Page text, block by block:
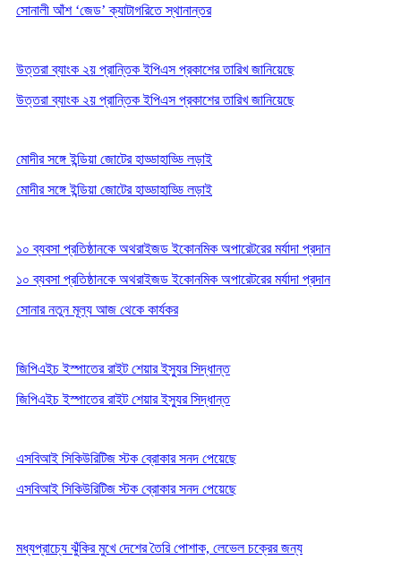
সোনালী আঁশ ‘জেড’ ক্যাটাগরিতে স্থানান্তর
উত্তরা ব্যাংক ২য় প্রান্তিক ইপিএস প্রকাশের তারিখ জানিয়েছে
উত্তরা ব্যাংক ২য় প্রান্তিক ইপিএস প্রকাশের তারিখ জানিয়েছে
মোদীর সঙ্গে ইন্ডিয়া জোটের হাড্ডাহাড্ডি লড়াই
মোদীর সঙ্গে ইন্ডিয়া জোটের হাড্ডাহাড্ডি লড়াই
১০ ব্যবসা প্রতিষ্ঠানকে অথরাইজড ইকোনমিক অপারেটরের মর্যাদা প্রদান
১০ ব্যবসা প্রতিষ্ঠানকে অথরাইজড ইকোনমিক অপারেটরের মর্যাদা প্রদান
সোনার নতুন মূল্য আজ থেকে কার্যকর
জিপিএইচ ইস্পাতের রাইট শেয়ার ইস্যুর সিদ্ধান্ত
জিপিএইচ ইস্পাতের রাইট শেয়ার ইস্যুর সিদ্ধান্ত
এসবিআই সিকিউরিটিজ স্টক ব্রোকার সনদ পেয়েছে
এসবিআই সিকিউরিটিজ স্টক ব্রোকার সনদ পেয়েছে
মধ্যপ্রাচ্যে ঝুঁকির মুখে দেশের তৈরি পোশাক, লেভেল চক্রের জন্য